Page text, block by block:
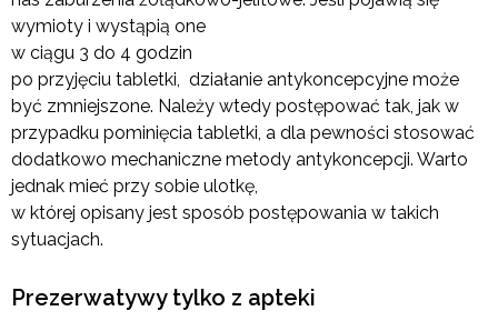
wymioty i wystąpią one
w ciągu 3 do 4 godzin
po przyjęciu tabletki, działanie antykoncepcyjne może
być zmniejszone. Należy wtedy postępować tak, jak w
przypadku pominięcia tabletki, a dla pewności stosować
dodatkowo mechaniczne metody antykoncepcji. Warto
jednak mieć przy sobie ulotkę,
w której opisany jest sposób postępowania w takich
sytuacjach.
Prezerwatywy tylko z apteki